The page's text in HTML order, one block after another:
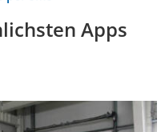
Apps